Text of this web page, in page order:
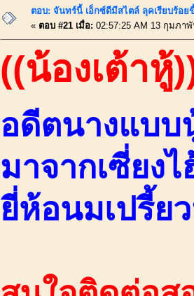
ตอบ: จันทร์นี้ เอ็กซ์ดีมีสไตล์ ลุคเรียบร้อ
« ตอบ #21 เมื่อ: 02:57:25 AM 13 กุมภา
((น้องเต้าหู้
อดีตนางแบบ
มาจากเซี่ยง
ยี่ห้อนมเปรี้ย